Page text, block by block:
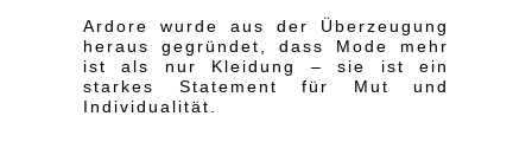
Ardore wurde aus der Überzeugung
heraus gegründet, dass Mode mehr
ist als nur Kleidung – sie ist ein
starkes Statement für Mut und
Individualität.